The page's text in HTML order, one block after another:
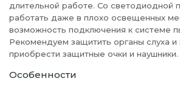
длительной работе. Со светодиодной
работать даже в плохо освещенных
возможность подключения к системе
Рекомендуем защитить органы слуха и
приобрести защитные очки и наушники.
Особенности